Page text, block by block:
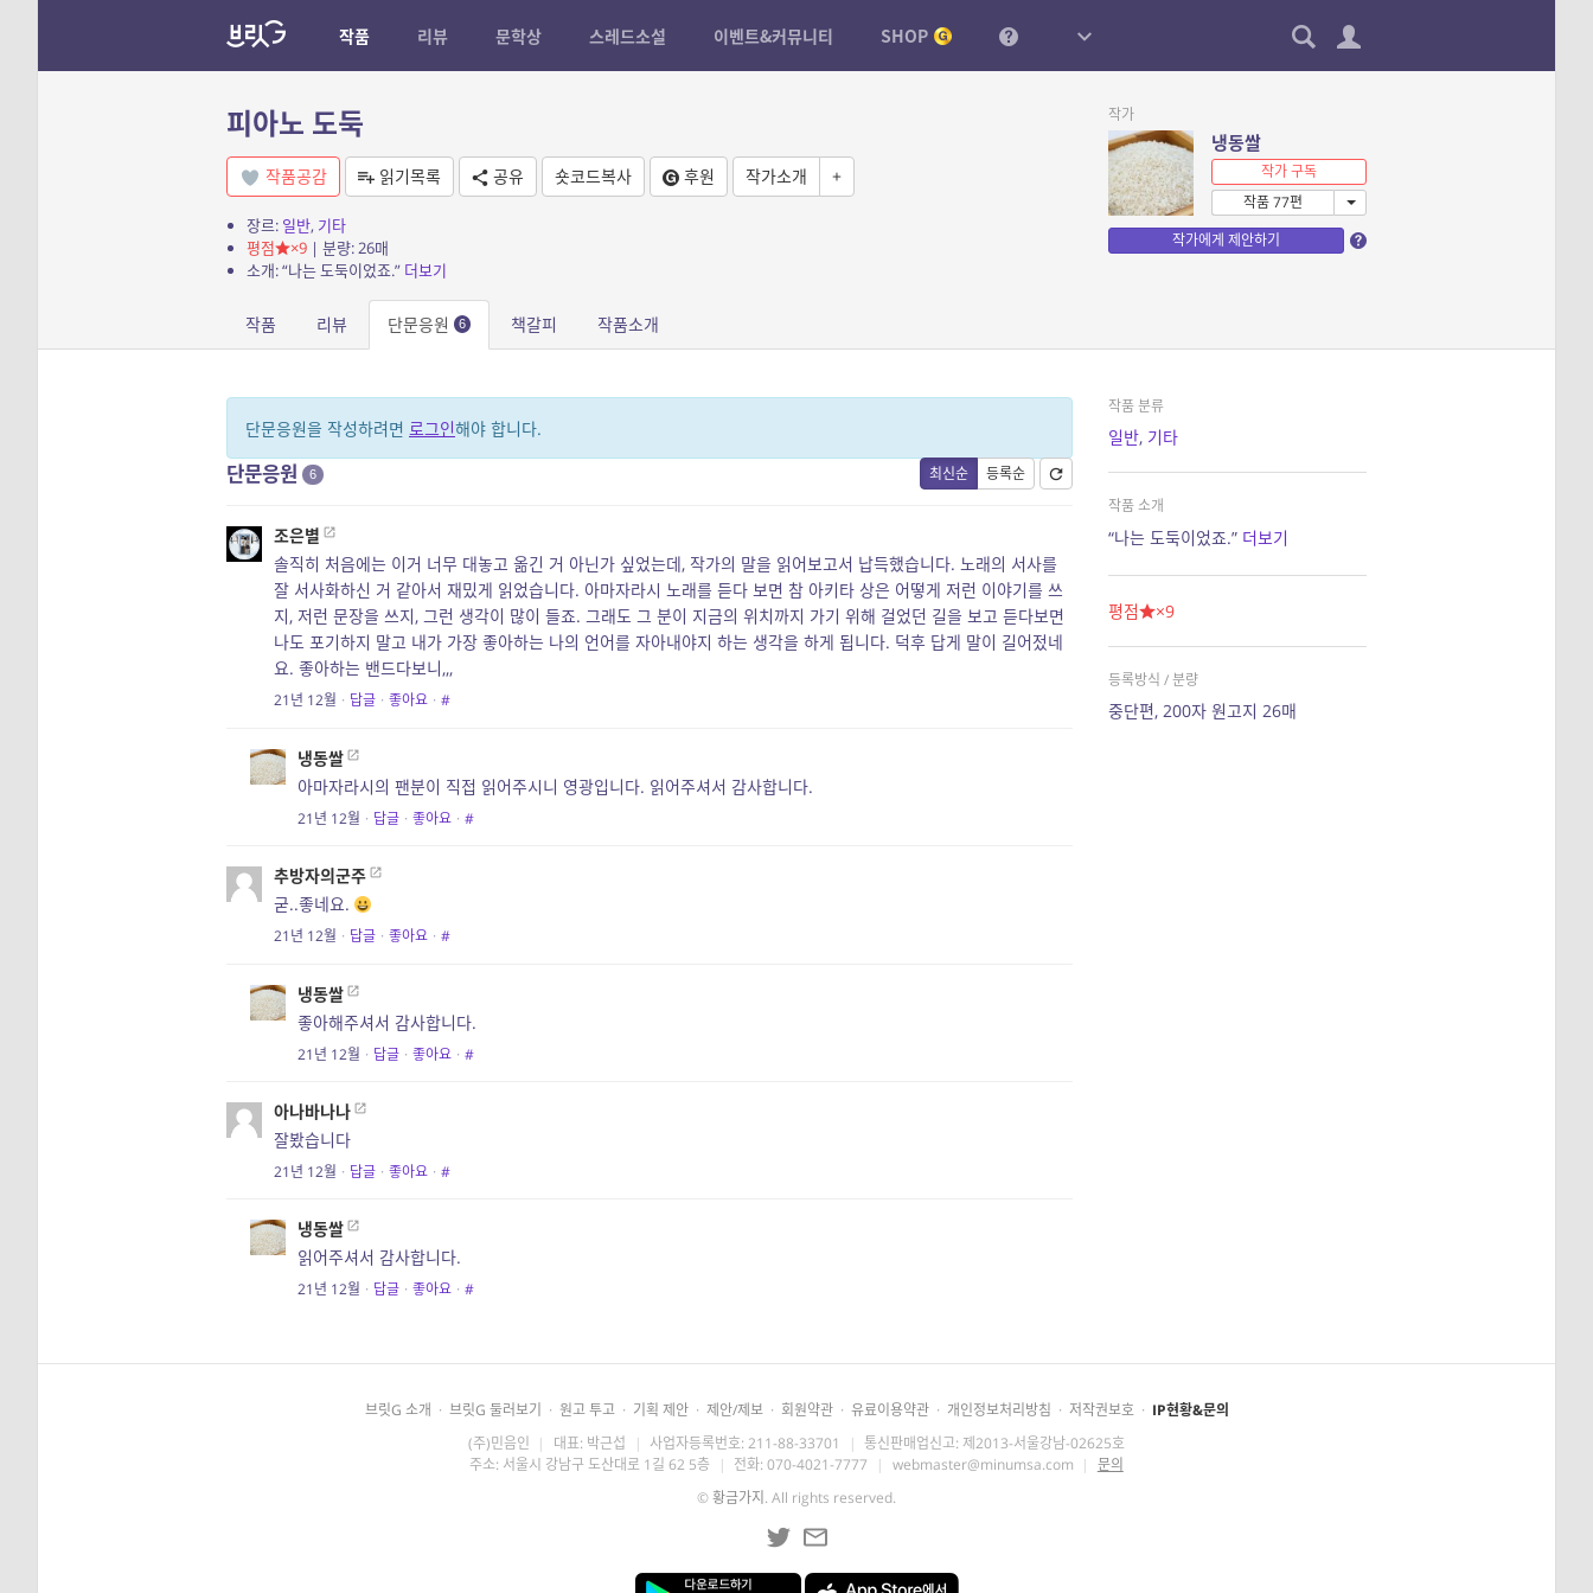
작품 리뷰 문학상 스레드소설 이벤트&커뮤니티 SHOP
피아노 도둑
작품공감 읽기목록 공유 숏코드복사 후원 작가소개 +
장르: 일반, 기타
평점
×9| 분량: 26매
소개: “나는 도둑이었죠.” 더보기
작가
냉동쌀
작가 구독
작품 77편
작가에게 제안하기
작품 리뷰 단문응원 6 책갈피 작품소개
단문응원을 작성하려면 로그인해야 합니다.
최신순 등록순
단문응원 6
조은별
솔직히 처음에는 이거 너무 대놓고 옮긴 거 아닌가 싶었는데, 작가의 말을 읽어보고서 납득했습니다. 노래의 서사를
잘 서사화하신 거 같아서 재밌게 읽었습니다. 아마자라시 노래를 듣다 보면 참 아키타 상은 어떻게 저런 이야기를 쓰
지, 저런 문장을 쓰지, 그런 생각이 많이 들죠. 그래도 그 분이 지금의 위치까지 가기 위해 걸었던 길을 보고 듣다보면
나도 포기하지 말고 내가 가장 좋아하는 나의 언어를 자아내야지 하는 생각을 하게 됩니다. 덕후 답게 말이 길어젔네
요. 좋아하는 밴드다보니,,,
21년 12월 · 답글 · 좋아요 · #
냉동쌀
아마자라시의 팬분이 직접 읽어주시니 영광입니다. 읽어주셔서 감사합니다.
21년 12월 · 답글 · 좋아요 · #
추방자의군주
굳..좋네요.
21년 12월 · 답글 · 좋아요 · #
냉동쌀
좋아해주셔서 감사합니다.
21년 12월 · 답글 · 좋아요 · #
아나바나나
잘봤습니다
21년 12월 · 답글 · 좋아요 · #
냉동쌀
읽어주셔서 감사합니다.
21년 12월 · 답글 · 좋아요 · #
작품 분류
일반, 기타
작품 소개
“나는 도둑이었죠.” 더보기
평점 ×9
등록방식 / 분량
중단편, 200자 원고지 26매
브릿G 소개 · 브릿G 둘러보기 · 원고 투고 · 기획 제안 · 제안/제보 · 회원약관 · 유료이용약관 · 개인정보처리방침 · 저작권보호 · IP현황&문의
(주)민음인 | 대표: 박근섭 | 사업자등록번호: 211-88-33701 | 통신판매업신고: 제2013-서울강남-02625호
주소: 서울시 강남구 도산대로 1길 62 5층 | 전화: 070-4021-7777 | webmaster@minumsa.com | 문의
©황금가지 . All rights reserved.